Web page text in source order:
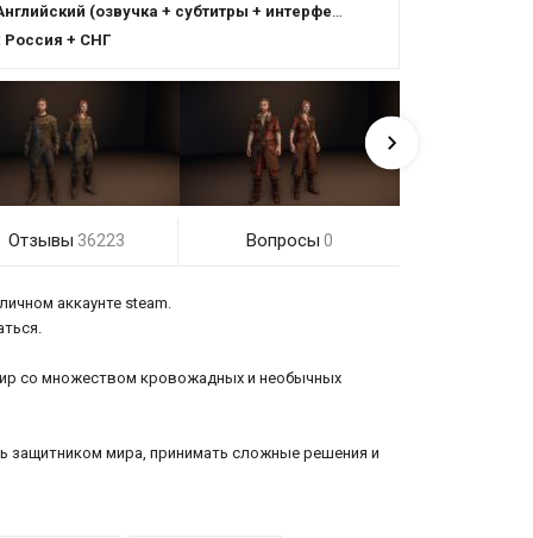
(озвучка + субтитры + интерфейс)
Россия + СНГ
Отзывы 36223 Вопросы 0
аккаунте steam.
со множеством кровожадных и необычных
защитником мира, принимать сложные решения и